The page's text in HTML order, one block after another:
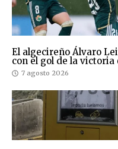
El algecireño Álvaro
con el gol de la
7 agosto 2026